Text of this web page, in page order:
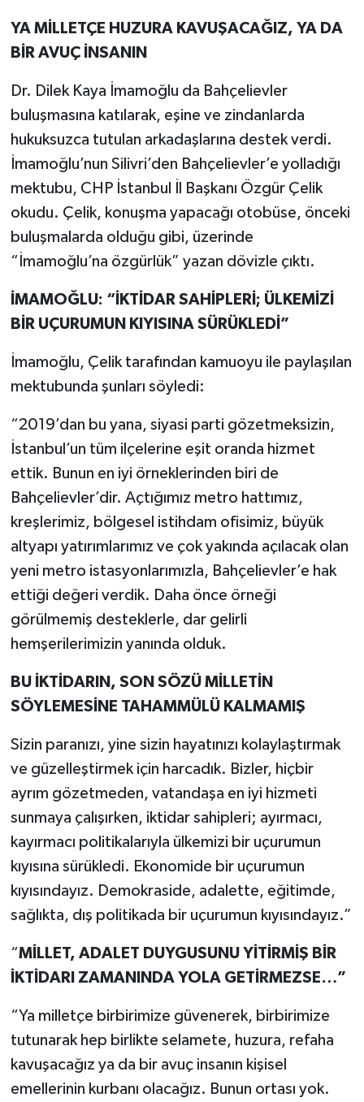
YA MİLLETÇE HUZURA KAVUŞACAĞIZ, YA DA
BİR AVUÇ İNSANIN
Dr. Dilek Kaya İmamoğlu da Bahçelievler
buluşmasına katılarak, eşine ve zindanlarda
hukuksuzca tutulan arkadaşlarına destek verdi.
İmamoğlu’nun Silivri’den Bahçelievler’e yolladığı
mektubu, CHP İstanbul İl Başkanı Özgür Çelik
okudu. Çelik, konuşma yapacağı otobüse, önceki
buluşmalarda olduğu gibi, üzerinde
“İmamoğlu’na özgürlük” yazan dövizle çıktı.
İMAMOĞLU: “İKTİDAR SAHİPLERİ; ÜLKEMİZİ
BİR UÇURUMUN KIYISINA SÜRÜKLEDİ”
İmamoğlu, Çelik tarafından kamuoyu ile paylaşılan
mektubunda şunları söyledi:
“2019’dan bu yana, siyasi parti gözetmeksizin,
İstanbul’un tüm ilçelerine eşit oranda hizmet
ettik. Bunun en iyi örneklerinden biri de
Bahçelievler’dir. Açtığımız metro hattımız,
kreşlerimiz, bölgesel istihdam ofisimiz, büyük
altyapı yatırımlarımız ve çok yakında açılacak olan
yeni metro istasyonlarımızla, Bahçelievler’e hak
ettiği değeri verdik. Daha önce örneği
görülmemiş desteklerle, dar gelirli
hemşerilerimizin yanında olduk.
BU İKTİDARIN, SON SÖZÜ MİLLETİN
SÖYLEMESİNE TAHAMMÜLÜ KALMAMIŞ
Sizin paranızı, yine sizin hayatınızı kolaylaştırmak
ve güzelleştirmek için harcadık. Bizler, hiçbir
ayrım gözetmeden, vatandaşa en iyi hizmeti
sunmaya çalışırken, iktidar sahipleri; ayırmacı,
kayırmacı politikalarıyla ülkemizi bir uçurumun
kıyısına sürükledi. Ekonomide bir uçurumun
kıyısındayız. Demokraside, adalette, eğitimde,
sağlıkta, dış politikada bir uçurumun kıyısındayız.”
“MİLLET, ADALET DUYGUSUNU YİTİRMİŞ BİR
İKTİDARI ZAMANINDA YOLA GETİRMEZSE…”
“Ya milletçe birbirimize güvenerek, birbirimize
tutunarak hep birlikte selamete, huzura, refaha
kavuşacağız ya da bir avuç insanın kişisel
emellerinin kurbanı olacağız. Bunun ortası yok.